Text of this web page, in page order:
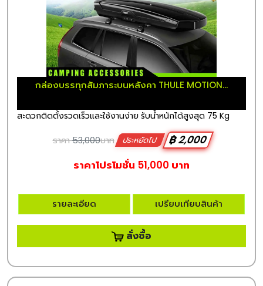
กล่องบรรทุกสัมภาระบนหลังคา THULE MOTION...
สะดวกติดตั้งรวดเร็วและใช้งานง่าย รับน้ำหนักได้สูงสุด 75 Kg
ราคา53,000บาท ประหยัดไป
฿ 2,000
ราคาโปรโมชั่น 51,000 บาท
รายละเอียด เปรียบเทียบสินค้า
สั่งซื้อ